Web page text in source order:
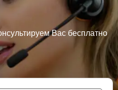
Вас бесплатно